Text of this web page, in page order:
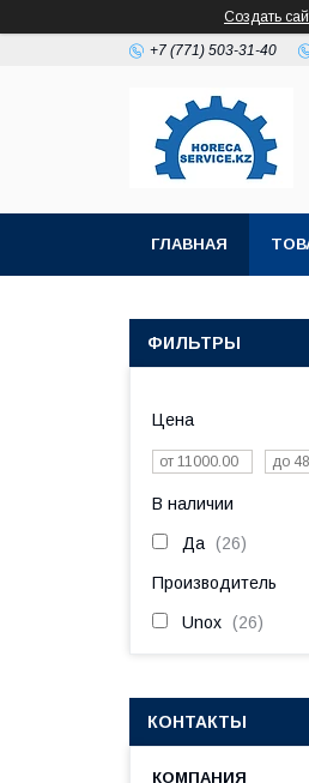
Создать
+7 (771) 503-31-40
ГЛАВНАЯ
ФИЛЬТРЫ
Цена
В наличии
Да 26
Производитель
Unox 26
КОНТАКТЫ